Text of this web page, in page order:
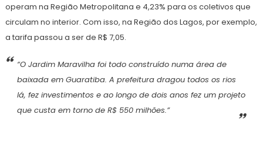
operam na Região Metropolitana e 4,23% para os coletivos que
circulam no interior. Com isso, na Região dos Lagos, por exemplo,
a tarifa passou a ser de R$ 7,05.
“O Jardim Maravilha foi todo construído numa área de
baixada em Guaratiba. A prefeitura dragou todos os rios
lá, fez investimentos e ao longo de dois anos fez um projeto
que custa em torno de R$ 550 milhões.”